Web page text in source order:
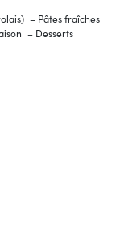
– Pâtes fraîches
– Desserts